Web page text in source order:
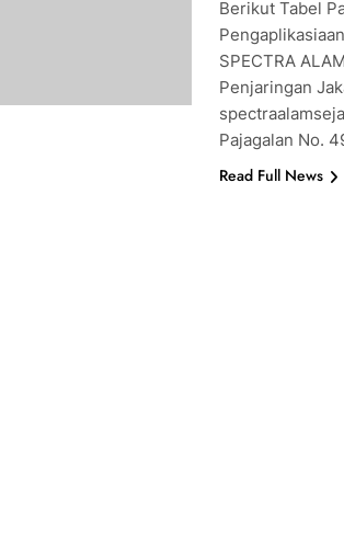
Berikut Tabel
SPECTRA
Penjaringan
Pajagalan No.
Read Full News